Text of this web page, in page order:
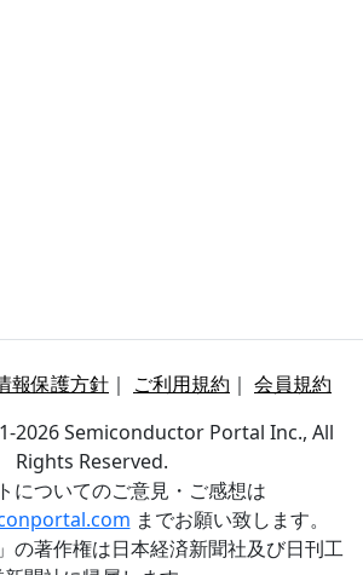
報保護方針 ｜ ご利用規約 ｜ 会員規約
2026 Semiconductor Portal Inc., All
Rights Reserved.
についてのご意見・ご感想は
までお願い致します。
の著作権は日本経済新聞社及び日刊工